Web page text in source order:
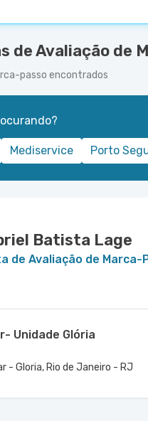
de Avaliação de
passo encontrados
Mediservice Porto
Batista Lage
de Avaliação de Marca-
Unidade Glória
- Gloria, Rio de Janeiro - RJ